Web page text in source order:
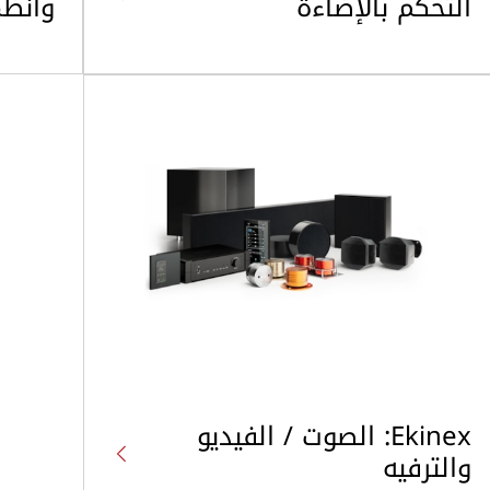
Ekinex: الصوت / الفيديو
والترفيه